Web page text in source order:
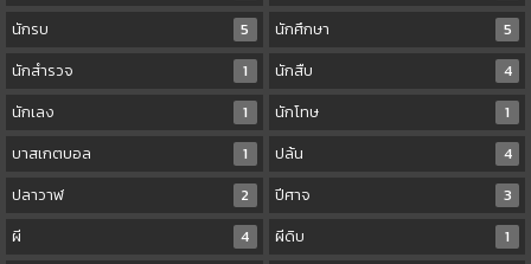
นักรบ
5 นักศึกษา
5
นักสำรวจ
1 นักสืบ
4
นักเลง
1 นักโทษ
1
บาสเกตบอล
1 ปล้น
4
ปลาวาฬ
2 ปีศาจ
3
ผี
4 ผีดิบ
1